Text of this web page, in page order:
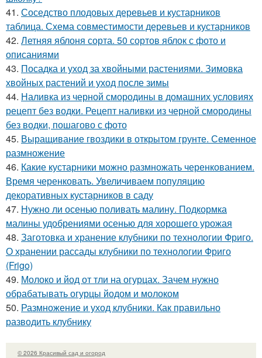
41. Соседство плодовых деревьев и кустарников
таблица. Схема совместимости деревьев и кустарников
42. Летняя яблоня сорта. 50 сортов яблок с фото и
описаниями
43. Посадка и уход за хвойными растениями. Зимовка
хвойных растений и уход после зимы
44. Наливка из черной смородины в домашних условиях
рецепт без водки. Рецепт наливки из черной смородины
без водки, пошагово с фото
45. Выращивание гвоздики в открытом грунте. Семенное
размножение
46. Какие кустарники можно размножать черенкованием.
Время черенковать. Увеличиваем популяцию
декоративных кустарников в саду
47. Нужно ли осенью поливать малину. Подкормка
малины удобрениями осенью для хорошего урожая
48. Заготовка и хранение клубники по технологии Фриго.
О хранении рассады клубники по технологии Фриго
(Frigo)
49. Молоко и йод от тли на огурцах. Зачем нужно
обрабатывать огурцы йодом и молоком
50. Размножение и уход клубники. Как правильно
разводить клубнику
© 2026 Красивый сад и огород